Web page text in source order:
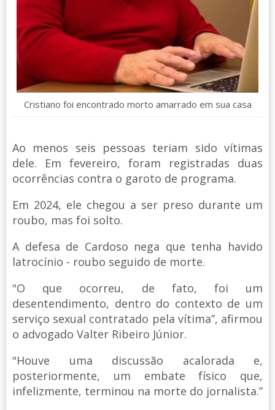
Cristiano foi encontrado morto amarrado em sua casa
Ao menos seis pessoas teriam sido vítimas
dele. Em fevereiro, foram registradas duas
ocorrências contra o garoto de programa.
Em 2024, ele chegou a ser preso durante um
roubo, mas foi solto.
A defesa de Cardoso nega que tenha havido
latrocínio - roubo seguido de morte.
"O que ocorreu, de fato, foi um
desentendimento, dentro do contexto de um
serviço sexual contratado pela vítima”, afirmou
o advogado Valter Ribeiro Júnior.
"Houve uma discussão acalorada e,
posteriormente, um embate físico que,
infelizmente, terminou na morte do jornalista.”